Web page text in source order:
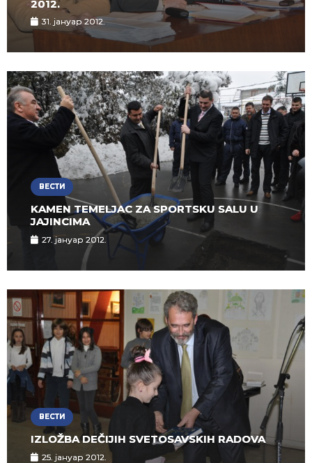
2012.
31. јануар 2012.
ВЕСТИ
KAMEN TEMELJAC ZA SPORTSKU SALU U
JAJINCIMA
27. јануар 2012.
ВЕСТИ
IZLOŽBA DEČIJIH SVETOSAVSKIH RADOVA
25. јануар 2012.